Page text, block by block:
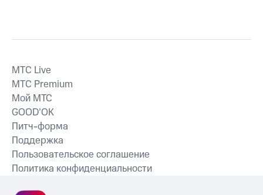
MTС Live
MTС Premium
Мой МТС
GOOD’OK
Питч-форма
Поддержка
Пользовательское соглашение
Политика конфиденциальности